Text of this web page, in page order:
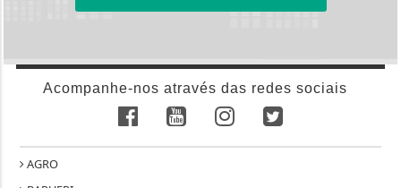
Acompanhe-nos através das redes sociais
AGRO